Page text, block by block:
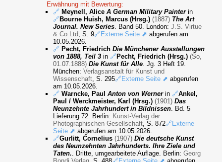
Erwähnung mit Bewertung:
🔗 Meynell, AliceA German Military Painterin
🔗Bourne Huish, Marcus (Hrsg.) (1887) The Art
Journal. New Series. Band 50. London:J.S. Virtue
& Co Ltd, S. 9🔗Externe Seite ⬈ abgerufen am
10.05.2026.
🔗 Pecht, FriedrichDie Münchener Ausstellungen
von 1888, Teil 3in🔗Pecht, Friedrich (Hrsg.) (So,
01.07.1888) Die Kunst für Alle. Jg. 3 Heft 19.
München:Verlagsanstalt für Kunst und
Wissenschaft, S. 295🔗Externe Seite ⬈ abgerufen
am 10.05.2026.
🔗 Warncke, PaulAnton von Wernerin🔗Ankel,
Paul / Werckmeister, Karl (Hrsg.) (1901) Das
Neunzehnte Jahrhundert in Bildnissen. Bd. 5
Lieferung 72. Berlin: Kunst-Verlag der
Photographischen Gesellschaft, S. 872🔗Externe
Seite ⬈ abgerufen am 10.05.2026.
🔗Gurlitt, Cornelius (1907) Die deutsche Kunst
des Neunzehnten Jahrhunderts. Ihre Ziele und
Taten.. Dritte, umgearbeitete Auflage. Berlin:Georg